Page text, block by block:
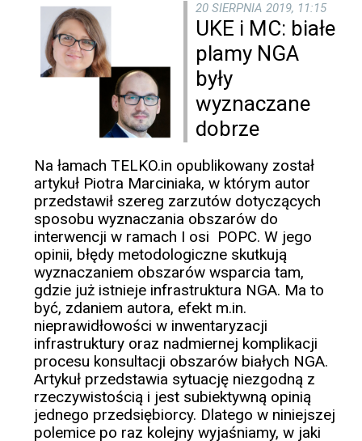
20 SIERPNIA 2019, 11:15
UKE i MC: białe
plamy NGA
były
wyznaczane
dobrze
Na łamach TELKO.in opublikowany został
artykuł Piotra Marciniaka, w którym autor
przedstawił szereg zarzutów dotyczących
sposobu wyznaczania obszarów do
interwencji w ramach I osi POPC. W jego
opinii, błędy metodologiczne skutkują
wyznaczaniem obszarów wsparcia tam,
gdzie już istnieje infrastruktura NGA. Ma to
być, zdaniem autora, efekt m.in.
nieprawidłowości w inwentaryzacji
infrastruktury oraz nadmiernej komplikacji
procesu konsultacji obszarów białych NGA.
Artykuł przedstawia sytuację niezgodną z
rzeczywistością i jest subiektywną opinią
jednego przedsiębiorcy. Dlatego w niniejszej
polemice po raz kolejny wyjaśniamy, w jaki